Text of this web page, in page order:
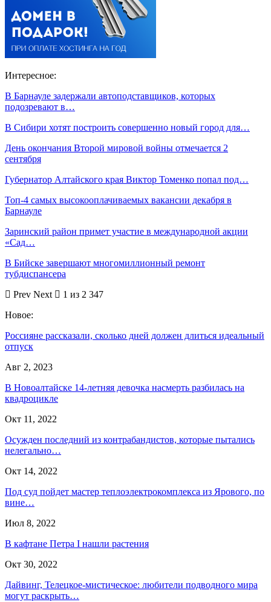
Интересное:
В Барнауле задержали автоподставщиков, которых
подозревают в…
В Сибири хотят построить совершенно новый город для…
День окончания Второй мировой войны отмечается 2
сентября
Губернатор Алтайского края Виктор Томенко попал под…
Топ-4 самых высокооплачиваемых вакансии декабря в
Барнауле
Заринский район примет участие в международной акции
«Сад…
В Бийске завершают многомиллионный ремонт
тубдиспансера
Prev Next
1 из 2 347
Новое:
Россияне рассказали, сколько дней должен длиться идеальный
отпуск
Авг 2, 2023
В Новоалтайске 14-летняя девочка насмерть разбилась на
квадроцикле
Окт 11, 2022
Осужден последний из контрабандистов, которые пытались
нелегально…
Окт 14, 2022
Под суд пойдет мастер теплоэлектрокомплекса из Ярового, по
вине…
Июл 8, 2022
В кафтане Петра I нашли растения
Окт 30, 2022
Дайвинг, Телецкое-мистическое: любители подводного мира
могут раскрыть…